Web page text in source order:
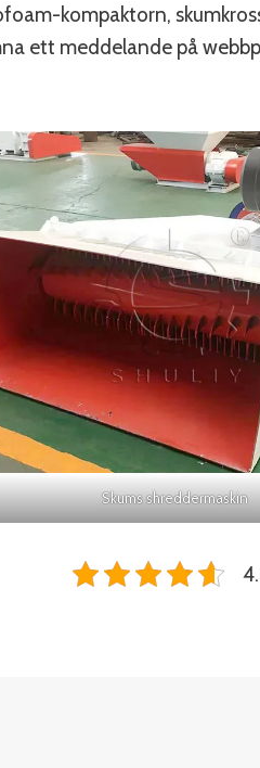
kompaktorn,
ett meddelande på
Skums shreddermaskin